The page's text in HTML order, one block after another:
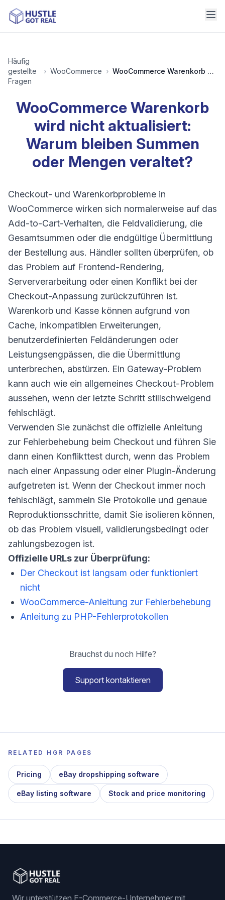
Häufig
gestellte
Fragen
› WooCommerce › WooCommerce Warenkorb wird nicht aktualisiert: Warum bleiben Summen oder Mengen veraltet?
WooCommerce Warenkorb
wird nicht aktualisiert:
Warum bleiben Summen
oder Mengen veraltet?
Checkout- und Warenkorbprobleme in
WooCommerce wirken sich normalerweise auf das
Add-to-Cart-Verhalten, die Feldvalidierung, die
Gesamtsummen oder die endgültige Übermittlung
der Bestellung aus. Händler sollten überprüfen, ob
das Problem auf Frontend-Rendering,
Serververarbeitung oder einen Konflikt bei der
Checkout-Anpassung zurückzuführen ist.
Warenkorb und Kasse können aufgrund von
Cache, inkompatiblen Erweiterungen,
benutzerdefinierten Feldänderungen oder
Leistungsengpässen, die die Übermittlung
unterbrechen, abstürzen. Ein Gateway-Problem
kann auch wie ein allgemeines Checkout-Problem
aussehen, wenn der letzte Schritt stillschweigend
fehlschlägt.
Verwenden Sie zunächst die offizielle Anleitung
zur Fehlerbehebung beim Checkout und führen Sie
dann einen Konflikttest durch, wenn das Problem
nach einer Anpassung oder einer Plugin-Änderung
aufgetreten ist. Wenn der Checkout immer noch
fehlschlägt, sammeln Sie Protokolle und genaue
Reproduktionsschritte, damit Sie isolieren können,
ob das Problem visuell, validierungsbedingt oder
zahlungsbezogen ist.
Offizielle URLs zur Überprüfung:
Der Checkout ist langsam oder funktioniert
nicht
WooCommerce-Anleitung zur Fehlerbehebung
Anleitung zu PHP-Fehlerprotokollen
Brauchst du noch Hilfe?
Support kontaktieren
RELATED HGR PAGES
Pricing eBay dropshipping software
eBay listing software Stock and price monitoring
Wir unterstützen E-Commerce-Unternehmer mit